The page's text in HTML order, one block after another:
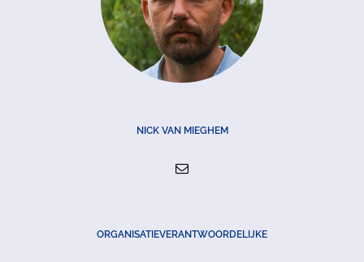
NICK VAN MIEGHEM
ORGANISATIEVERANTWOORDELIJKE